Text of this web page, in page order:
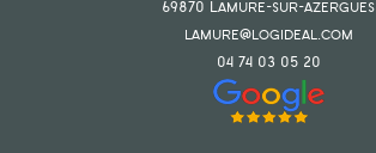
69870 lamure-sur-azergues
lamure@logideal.com
04 74 03 05 20